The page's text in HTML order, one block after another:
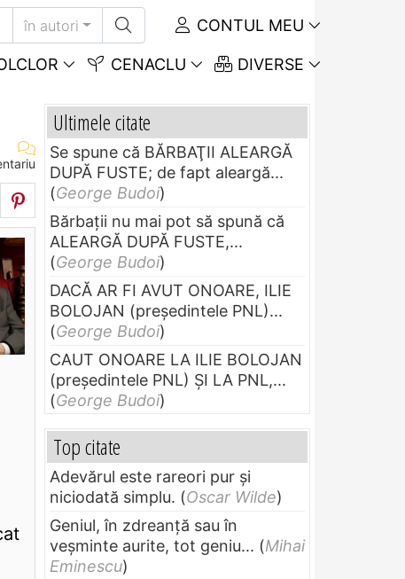
în autori CONTUL MEU
CENACLU DIVERSE
Ultimele citate
Se spune că BĂRBAŢII ALEARGĂ
DUPĂ FUSTE; de fapt aleargă...
(George Budoi)
Bărbaţii nu mai pot să spună că
ALEARGĂ DUPĂ FUSTE,...
(George Budoi)
DACĂ AR FI AVUT ONOARE, ILIE
BOLOJAN (preşedintele PNL)...
(George Budoi)
CAUT ONOARE LA ILIE BOLOJAN
(preşedintele PNL) ŞI LA PNL,...
(George Budoi)
Top citate
Adevărul este rareori pur și
niciodată simplu. (Oscar Wilde)
Geniul, în zdreanţă sau în
veşminte aurite, tot geniu... (Mihai
Eminescu)